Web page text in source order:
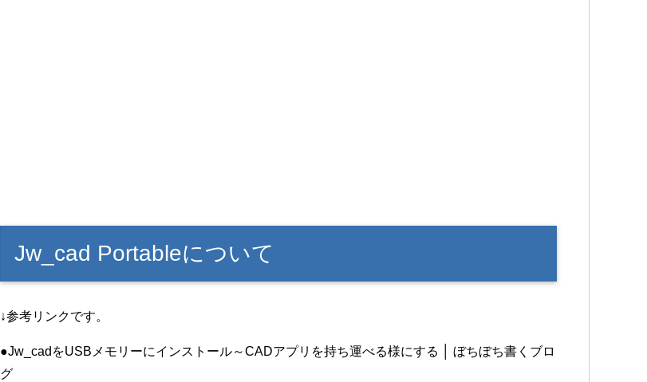
Jw_cad Portableについて
↓参考リンクです。
●Jw_cadをUSBメモリーにインストール～CADアプリを持ち運べる様にする │ ぼちぼち書くブロ
グ